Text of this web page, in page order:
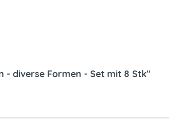
- diverse Formen - Set mit 8 Stk"